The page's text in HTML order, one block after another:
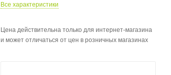
Все характеристики
Цена действительна только для интернет-магазина
и может отличаться от цен в розничных магазинах